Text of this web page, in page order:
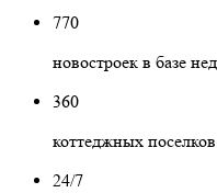
770
новостроек в базе
360
коттеджных поселков
24/7